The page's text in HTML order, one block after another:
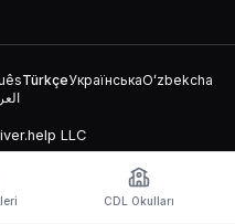
TürkçeУкраїнськаOʻzbekcha
LLC
ve devlet
değildir.
CDL Okulları